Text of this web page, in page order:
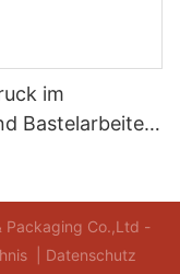
im
Bastelarbeiten
Packaging Co.,Ltd -
Datenschutz